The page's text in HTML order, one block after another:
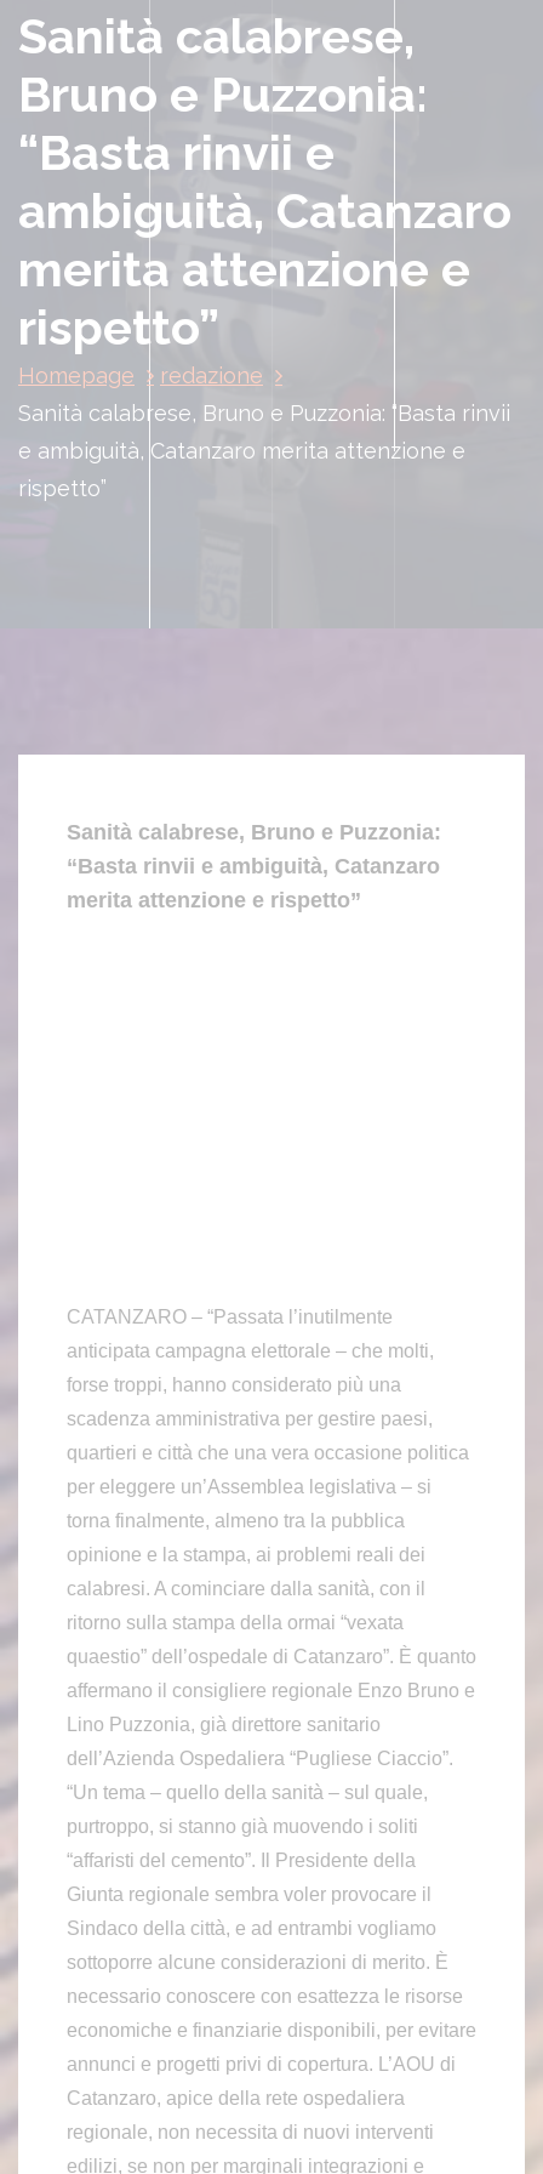
Sanità calabrese,
Bruno e Puzzonia:
“Basta rinvii e
ambiguità, Catanzaro
merita attenzione e
rispetto”
Homepage
redazione
Sanità calabrese, Bruno e Puzzonia: “Basta rinvii
e ambiguità, Catanzaro merita attenzione e
rispetto”
Sanità calabrese, Bruno e Puzzonia:
“Basta rinvii e ambiguità, Catanzaro
merita attenzione e rispetto”
CATANZARO – “Passata l’inutilmente
anticipata campagna elettorale – che molti,
forse troppi, hanno considerato più una
scadenza amministrativa per gestire paesi,
quartieri e città che una vera occasione politica
per eleggere un’Assemblea legislativa – si
torna finalmente, almeno tra la pubblica
opinione e la stampa, ai problemi reali dei
calabresi. A cominciare dalla sanità, con il
ritorno sulla stampa della ormai “vexata
quaestio” dell’ospedale di Catanzaro”. È quanto
affermano il consigliere regionale Enzo Bruno e
Lino Puzzonia, già direttore sanitario
dell’Azienda Ospedaliera “Pugliese Ciaccio”.
“Un tema – quello della sanità – sul quale,
purtroppo, si stanno già muovendo i soliti
“affaristi del cemento”. Il Presidente della
Giunta regionale sembra voler provocare il
Sindaco della città, e ad entrambi vogliamo
sottoporre alcune considerazioni di merito. È
necessario conoscere con esattezza le risorse
economiche e finanziarie disponibili, per evitare
annunci e progetti privi di copertura. L’AOU di
Catanzaro, apice della rete ospedaliera
regionale, non necessita di nuovi interventi
edilizi, se non per marginali integrazioni e